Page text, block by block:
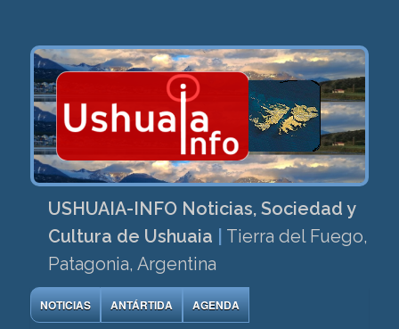
USHUAIA-INFO Noticias, Sociedad y
Cultura de Ushuaia
Tierra del Fuego,
Patagonia, Argentina
NOTICIAS ANTÁRTIDA AGENDA